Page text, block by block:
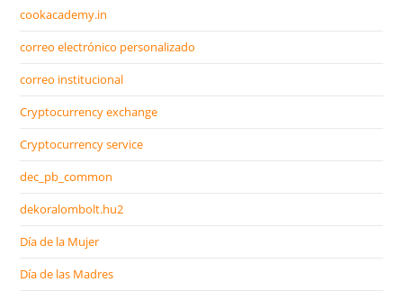
cookacademy.in
correo electrónico personalizado
correo institucional
Cryptocurrency exchange
Cryptocurrency service
dec_pb_common
dekoralombolt.hu2
Día de la Mujer
Día de las Madres